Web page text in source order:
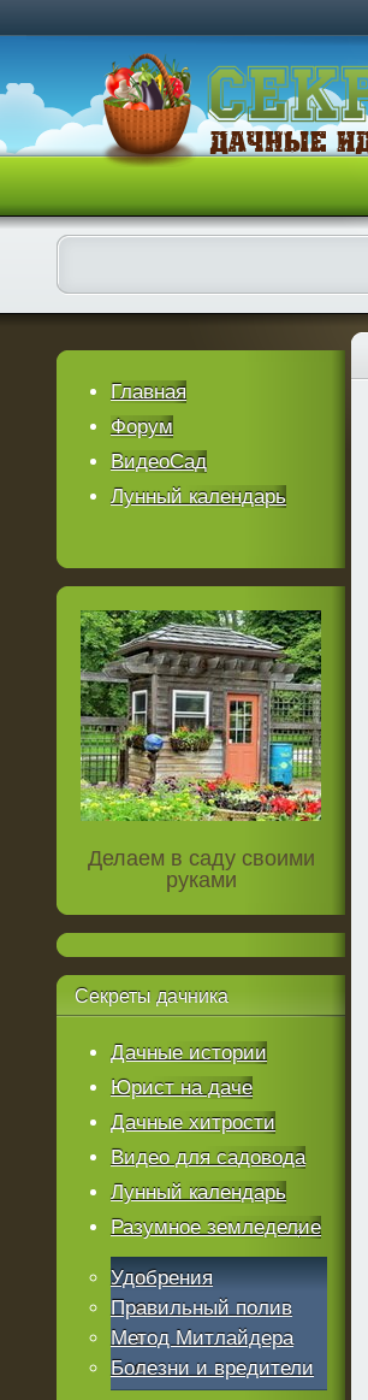
Главная
Форум
ВидеоСад
Лунный календарь
Делаем в саду своими
руками
Секреты дачника
Дачные истории
Юрист на даче
Дачные хитрости
Видео для садовода
Лунный календарь
Разумное земледелие
Удобрения
Правильный полив
Метод Митлайдера
Болезни и вредители